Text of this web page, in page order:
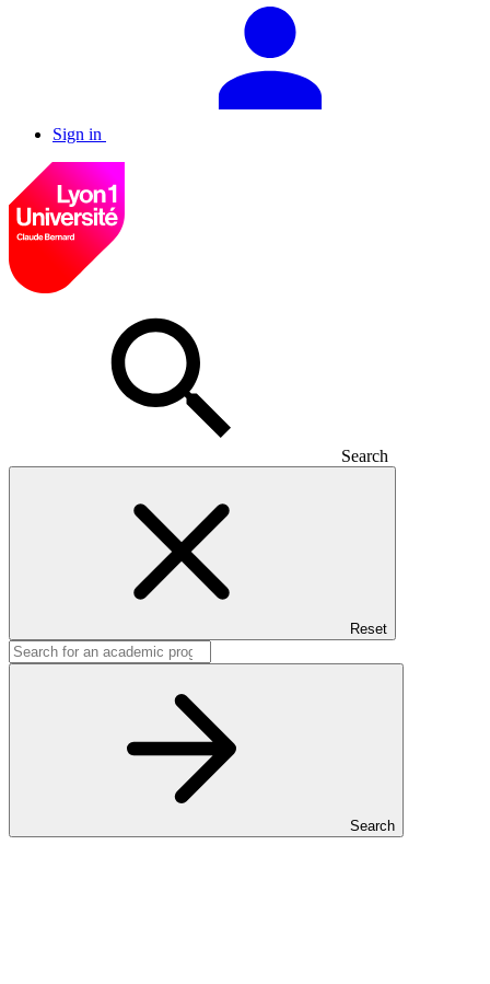
Sign in
Search
Reset
Search